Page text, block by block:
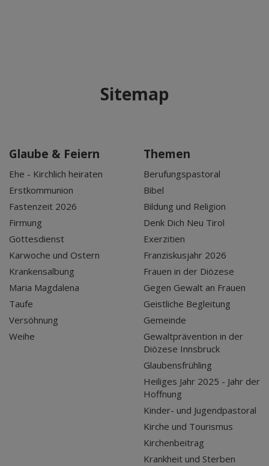
Apr 2027
Mai 2027
Sitemap
Glaube & Feiern
Ehe - Kirchlich heiraten
Erstkommunion
Fastenzeit 2026
Firmung
Gottesdienst
Karwoche und Ostern
Krankensalbung
Maria Magdalena
Taufe
Versöhnung
Weihe
Themen
Berufungspastoral
Bibel
Bildung und Religion
Denk Dich Neu Tirol
Exerzitien
Franziskusjahr 2026
Frauen in der Diözese
Gegen Gewalt an Frauen
Geistliche Begleitung
Gemeinde
Gewaltprävention in der
Diözese Innsbruck
Glaubensfrühling
Heiliges Jahr 2025 - Jahr der
Hoffnung
Kinder- und Jugendpastoral
Kirche und Tourismus
Kirchenbeitrag
Krankheit und Sterben